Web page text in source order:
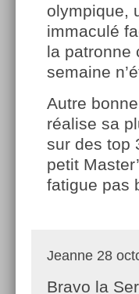
olympique,
immaculé
la patronne
semaine
Autre
réalise sa
sur des top
petit
fatigue pas
Jeanne 28
Bravo la